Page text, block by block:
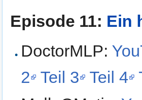
Episode 11: Ein
DoctorMLP:
2 Teil 3 Teil 4